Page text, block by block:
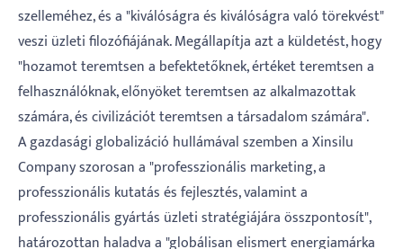
szelleméhez, és a "kiválóságra és kiválóságra való törekvést"
veszi üzleti filozófiájának. Megállapítja azt a küldetést, hogy
"hozamot teremtsen a befektetőknek, értéket teremtsen a
felhasználóknak, előnyöket teremtsen az alkalmazottak
számára, és civilizációt teremtsen a társadalom számára".
A gazdasági globalizáció hullámával szemben a Xinsilu
Company szorosan a "professzionális marketing, a
professzionális kutatás és fejlesztés, valamint a
professzionális gyártás üzleti stratégiájára összpontosít",
határozottan haladva a "globálisan elismert energiamárka